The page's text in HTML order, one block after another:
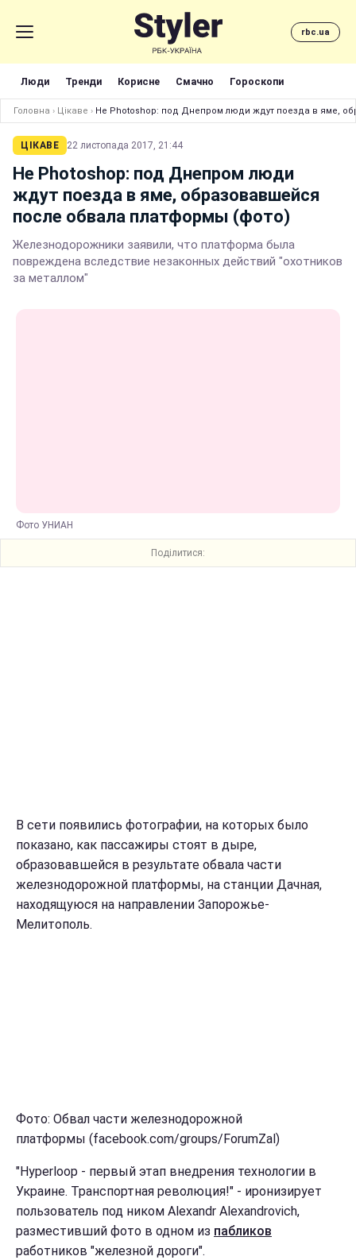
rbc.ua
Люди Тренди Корисне Смачно Гороскопи
Головна › Цікаве › Не Photoshop: под Днепром люди ждут поезда в яме,
ЦІКАВЕ 22 листопада 2017, 21:44
Не Photoshop: под Днепром люди
ждут поезда в яме, образовавшейся
после обвала платформы (фото)
Железнодорожники заявили, что платформа была
повреждена вследствие незаконных действий "охотников
за металлом"
Фото УНИАН
Поділитися:
В сети появились фотографии, на которых было
показано, как пассажиры стоят в дыре,
образовавшейся в результате обвала части
железнодорожной платформы, на станции Дачная,
находящуюся на направлении Запорожье-
Мелитополь.
Фото: Обвал части железнодорожной
платформы (facebook.com/groups/ForumZal)
"Hyperloop - первый этап внедрения технологии в
Украине. Транспортная революция!" - иронизирует
пользователь под ником ‎Alexandr Alexandrovich,
разместивший фото в одном из пабликов
работников "железной дороги".